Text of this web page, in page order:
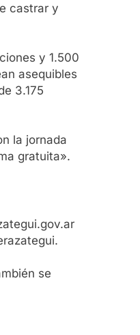
castrar y
y 1.500
asequibles
3.175
la jornada
gratuita».
se